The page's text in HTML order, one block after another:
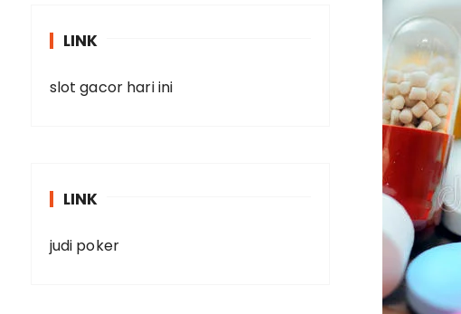
LINK
slot gacor hari ini
LINK
judi poker